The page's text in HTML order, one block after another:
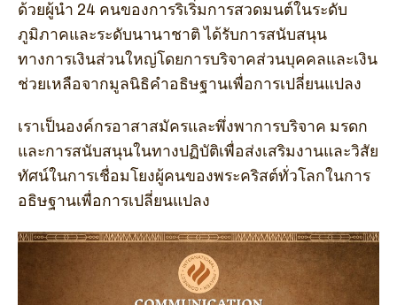
ด้วยผู้นำ 24 คนของการริเริ่มการสวดมนต์ในระดับ
ภูมิภาคและระดับนานาชาติ ได้รับการสนับสนุน
ทางการเงินส่วนใหญ่โดยการบริจาคส่วนบุคคลและเงิน
ช่วยเหลือจากมูลนิธิคำอธิษฐานเพื่อการเปลี่ยนแปลง
เราเป็นองค์กรอาสาสมัครและพึ่งพาการบริจาค มรดก
และการสนับสนุนในทางปฏิบัติเพื่อส่งเสริมงานและวิสัย
ทัศน์ในการเชื่อมโยงผู้คนของพระคริสต์ทั่วโลกในการ
อธิษฐานเพื่อการเปลี่ยนแปลง